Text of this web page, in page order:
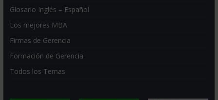
Glosario Inglés – Español
Los mejores MBA
Firmas de Gerencia
Formación de Gerencia
Todos los Temas